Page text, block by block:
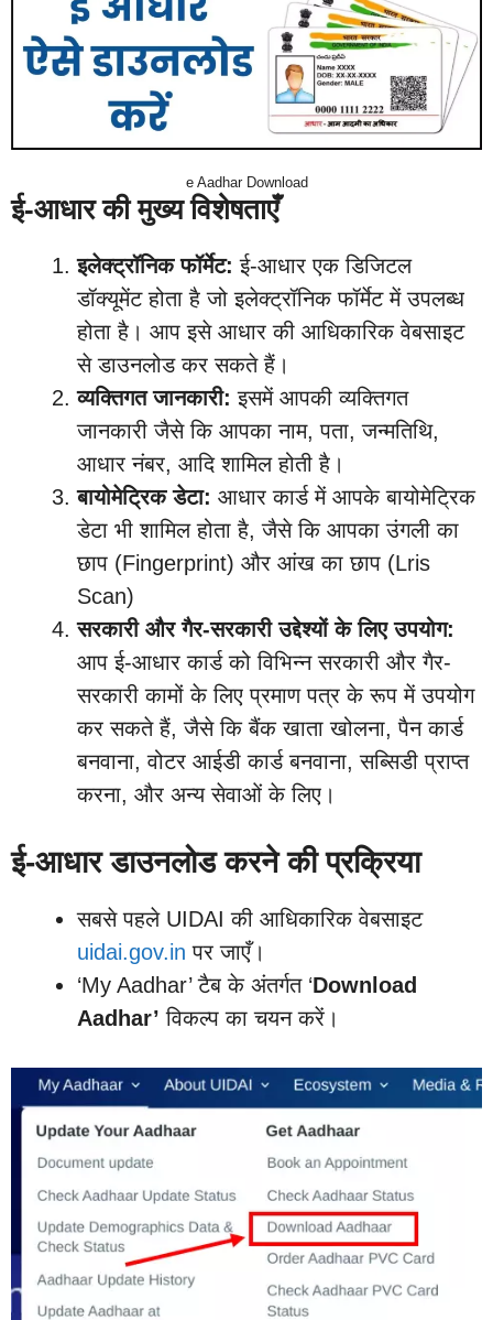
e Aadhar Download
ई-आधार की मुख्य विशेषताएँ
इलेक्ट्रॉनिक फॉर्मेट: ई-आधार एक डिजिटल
डॉक्यूमेंट होता है जो इलेक्ट्रॉनिक फॉर्मेट में उपलब्ध
होता है। आप इसे आधार की आधिकारिक वेबसाइट
से डाउनलोड कर सकते हैं।
व्यक्तिगत जानकारी: इसमें आपकी व्यक्तिगत
जानकारी जैसे कि आपका नाम, पता, जन्मतिथि,
आधार नंबर, आदि शामिल होती है।
बायोमेट्रिक डेटा: आधार कार्ड में आपके बायोमेट्रिक
डेटा भी शामिल होता है, जैसे कि आपका उंगली का
छाप (Fingerprint) और आंख का छाप (Lris
Scan)
सरकारी और गैर-सरकारी उद्देश्यों के लिए उपयोग:
आप ई-आधार कार्ड को विभिन्न सरकारी और गैर-
सरकारी कामों के लिए प्रमाण पत्र के रूप में उपयोग
कर सकते हैं, जैसे कि बैंक खाता खोलना, पैन कार्ड
बनवाना, वोटर आईडी कार्ड बनवाना, सब्सिडी प्राप्त
करना, और अन्य सेवाओं के लिए।
ई-आधार डाउनलोड करने की प्रक्रिया
सबसे पहले UIDAI की आधिकारिक वेबसाइट
uidai.gov.in पर जाएँ।
‘My Aadhar’ टैब के अंतर्गत ‘Download
Aadhar’ विकल्प का चयन करें।